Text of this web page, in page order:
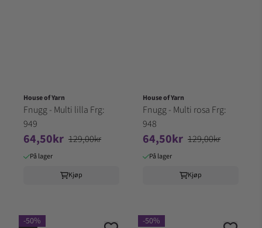
House of Yarn
Fnugg - Multi lilla Frg:
949
64,50kr 129,00kr
På lager
Kjøp
House of Yarn
Fnugg - Multi rosa Frg:
948
64,50kr 129,00kr
På lager
Kjøp
-50%
-50%